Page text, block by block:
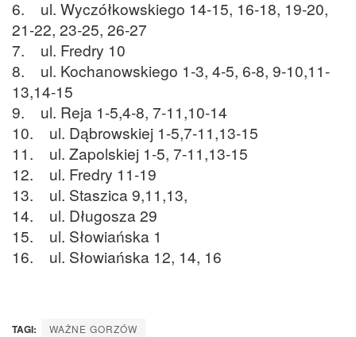
6. ul. Wyczółkowskiego 14-15, 16-18, 19-20,
21-22, 23-25, 26-27
7. ul. Fredry 10
8. ul. Kochanowskiego 1-3, 4-5, 6-8, 9-10,11-
13,14-15
9. ul. Reja 1-5,4-8, 7-11,10-14
10. ul. Dąbrowskiej 1-5,7-11,13-15
11. ul. Zapolskiej 1-5, 7-11,13-15
12. ul. Fredry 11-19
13. ul. Staszica 9,11,13,
14. ul. Długosza 29
15. ul. Słowiańska 1
16. ul. Słowiańska 12, 14, 16
TAGI: WAŻNE GORZÓW